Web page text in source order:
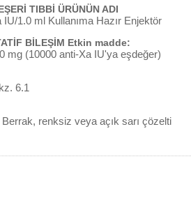
TIBBİ ÜRÜNÜN ADI
1.0 ml Kullanıma Hazır Enjektör
BİLEŞİM Etkin madde:
mg (10000 anti-Xa IU'ya eşdeğer)
6.1
renksiz veya açık sarı çözelti